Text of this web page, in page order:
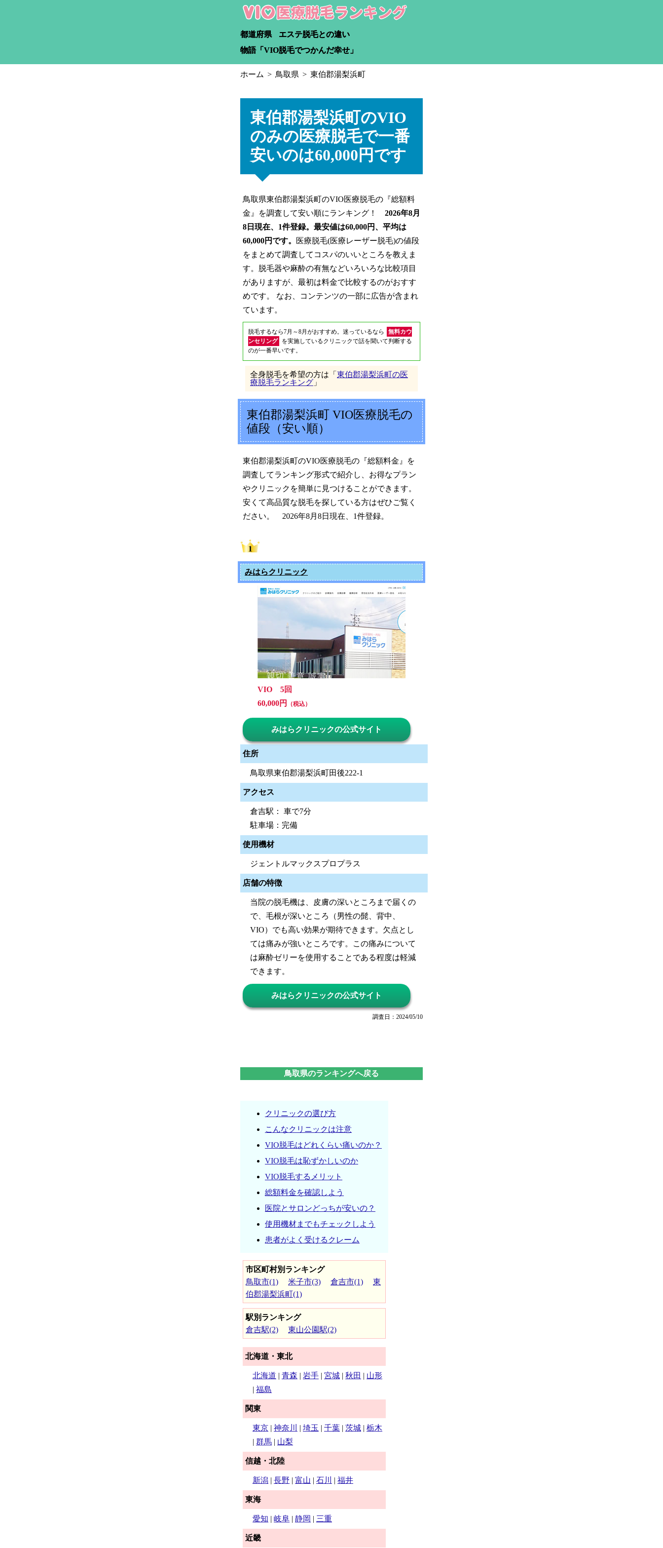
都道府県
エステ脱毛との違い
物語「VIO脱毛でつかんだ幸せ」
ホーム 鳥取県 東伯郡湯梨浜町
東伯郡湯梨浜町のVIO
のみの医療脱毛で一番
安いのは60,000円です
鳥取県東伯郡湯梨浜町のVIO医療脱毛の『総額料
金』を調査して安い順にランキング！ 2026年8月
8日現在、1件登録。最安値は60,000円、平均は
60,000円です。
医療脱毛(医療レーザー脱毛)の値段
をまとめて調査してコスパのいいところを教えま
す。脱毛器や麻酔の有無などいろいろな比較項目
がありますが、最初は料金で比較するのがおすす
めです。 なお、コンテンツの一部に広告が含まれ
ています。
脱毛するなら7月～8月がおすすめ。迷っているなら
無料カウ
ンセリング
を実施しているクリニックで話を聞いて判断する
のが一番早いです。
全身脱毛を希望の方は「 東伯郡湯梨浜町の医
療脱毛ランキング 」
東伯郡湯梨浜町 VIO医療脱毛の
値段（安い順）
東伯郡湯梨浜町のVIO医療脱毛の『総額料金』を
調査してランキング形式で紹介し、お得なプラン
やクリニックを簡単に見つけることができます。
安くて高品質な脱毛を探している方はぜひご覧く
ださい。 2026年8月8日現在、1件登録。
みはらクリニック
VIO 5回
60,000円
（税込）
みはらクリニックの公式サイト
住所
鳥取県東伯郡湯梨浜町田後222-1
アクセス
倉吉駅： 車で7分
駐車場：完備
使用機材
ジェントルマックスプロプラス
店舗の特徴
当院の脱毛機は、皮膚の深いところまで届くの
で、毛根が深いところ（男性の髭、背中、
VIO）でも高い効果が期待できます。欠点とし
ては痛みが強いところです。この痛みについて
は麻酔ゼリーを使用することである程度は軽減
できます。
みはらクリニックの公式サイト
調査日：2024/05/10
鳥取県のランキングへ戻る
クリニックの選び方
こんなクリニックは注意
VIO脱毛はどれくらい痛いのか？
VIO脱毛は恥ずかしいのか
VIO脱毛するメリット
総額料金を確認しよう
医院とサロンどっちが安いの？
使用機材までもチェックしよう
患者がよく受けるクレーム
市区町村別ランキング
鳥取市(1)
米子市(3) 倉吉市(1)
東
伯郡湯梨浜町(1)
駅別ランキング
倉吉駅(2)
東山公園駅(2)
北海道・東北
北海道 | 青森 | 岩手 | 宮城 | 秋田 | 山形
| 福島
関東
東京 | 神奈川 | 埼玉 | 千葉 | 茨城 | 栃木
| 群馬 | 山梨
信越・北陸
新潟 | 長野 | 富山 | 石川 | 福井
東海
愛知 | 岐阜 | 静岡 | 三重
近畿